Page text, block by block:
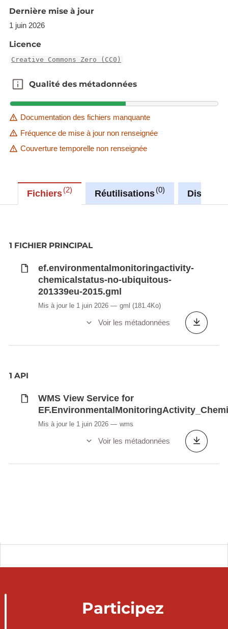
Description copied from
catalog.inspire.geoportail.lu
Dernière mise à jour
1 juin 2026
Licence
Creative Commons Zero (CC0)
Qualité des métadonnées
Qualité des métadonnées
Documentation des fichiers manquante
Fréquence de mise à jour non renseignée
Couverture temporelle non renseignée
Fichiers 2 Réutilisations 0
1 FICHIER PRINCIPAL
ef.environmentalmonitoringactivity-
chemicalstatus-no-ubiquitous-
201339eu-2015.gml
Mis à jour le 1 juin 2026 gml (181.4Ko)
Voir les métadonnées
1 API
WMS View Service for
Mis à jour le 1 juin 2026 wms
Voir les métadonnées
Participez